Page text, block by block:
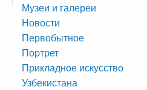
Музеи и галереи
Новости
Первобытное
Портрет
Прикладное искусство
Узбекистана